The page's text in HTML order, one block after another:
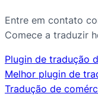
Entre em contato
Comece a traduzir
Plugin de tradução
Melhor plugin de
Tradução de